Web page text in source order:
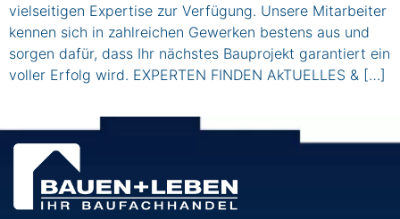
vielseitigen Expertise zur Verfügung. Unsere Mitarbeiter
kennen sich in zahlreichen Gewerken bestens aus und
sorgen dafür, dass Ihr nächstes Bauprojekt garantiert ein
voller Erfolg wird. EXPERTEN FINDEN AkTUELLES & […]